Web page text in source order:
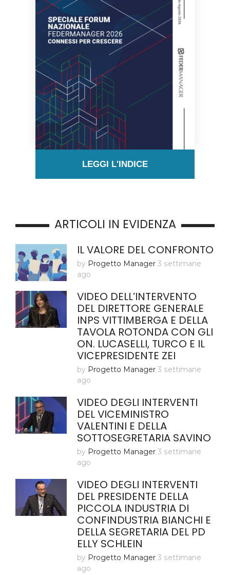
LEGGI L'INDICE
ARTICOLI IN EVIDENZA
IL VALORE DEL CONFRONTO
by Progetto Manager 3 settimane
ago
VIDEO DELL’INTERVENTO
DEL DIRETTORE GENERALE
INPS VITTIMBERGA E DELLA
TAVOLA ROTONDA CON GLI
ON. LUCASELLI, TURCO E IL
VICEPRESIDENTE ZEI
by Progetto Manager 3 settimane
ago
VIDEO DEGLI INTERVENTI
DEL VICEMINISTRO
VALENTINI E DELLA
SOTTOSEGRETARIA SAVINO
by Progetto Manager 3 settimane
ago
VIDEO DEGLI INTERVENTI
DEL PRESIDENTE DELLA
PICCOLA INDUSTRIA DI
CONFINDUSTRIA BIANCHI E
DELLA SEGRETARIA DEL PD
ELLY SCHLEIN
by Progetto Manager 3 settimane
ago